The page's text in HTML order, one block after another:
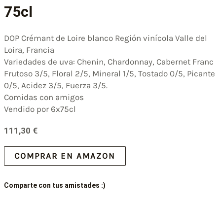
75cl
DOP Crémant de Loire blanco Región vinícola Valle del
Loira, Francia
Variedades de uva: Chenin, Chardonnay, Cabernet Franc
Frutoso 3/5, Floral 2/5, Mineral 1/5, Tostado 0/5, Picante
0/5, Acidez 3/5, Fuerza 3/5.
Comidas con amigos
Vendido por 6x75cl
111,30 €
COMPRAR EN AMAZON
Comparte con tus amistades :)